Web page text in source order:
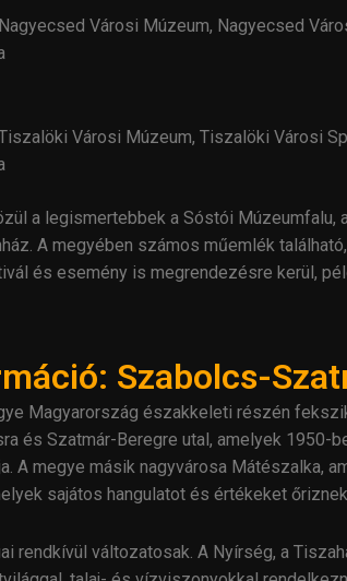
Városi Múzeum, Nagyecsed
Városi Múzeum, Tiszalöki Városi
a legismertebbek a Sóstói Múzeumfalu,
. A megyében számos műemlék
és esemény is megrendezésre kerül,
Szabolcs-
Magyarország északkeleti részén
és Szatmár-Beregre utal, amelyek
A megye másik nagyvárosa Mátészalka,
sajátos hangulatot és értékeket
rendkívül változatosak. A Nyírség, a